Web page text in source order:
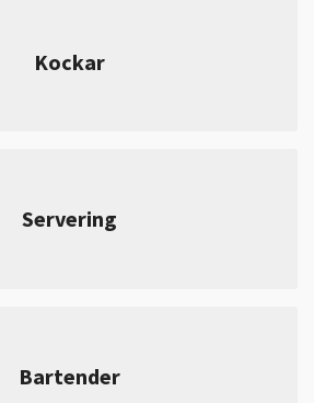
Kockar
Servering
Bartender